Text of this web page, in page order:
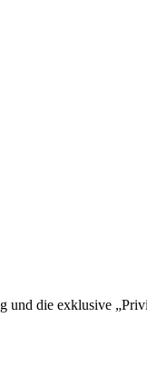
und die exklusive